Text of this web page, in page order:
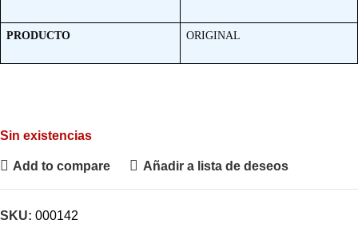
PRODUCTO ORIGINAL
Sin existencias
Add to compare Añadir a lista de deseos
SKU: 000142